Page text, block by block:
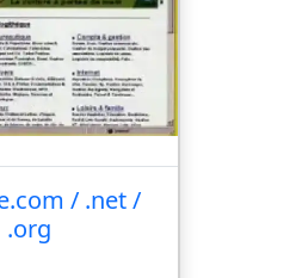
/ .net /
.org